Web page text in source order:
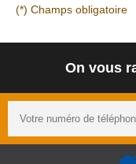
(*) Champs obligatoire
On vous